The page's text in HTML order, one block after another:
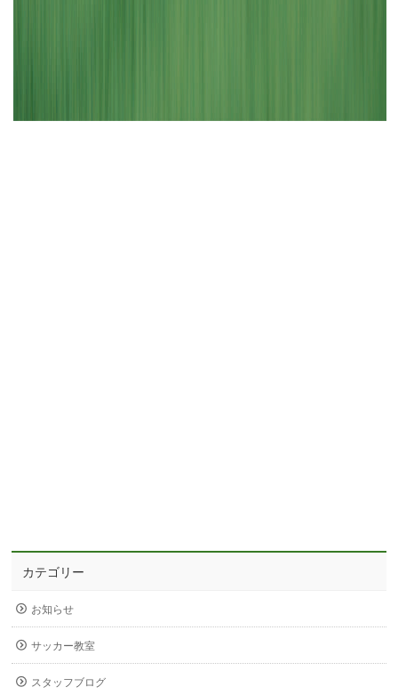
カテゴリー
お知らせ
サッカー教室
スタッフブログ